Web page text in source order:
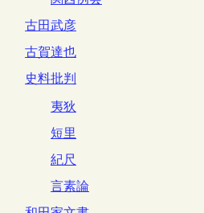
古田武彦
古賀達也
史料批判
夷狄
短里
紀尺
言素論